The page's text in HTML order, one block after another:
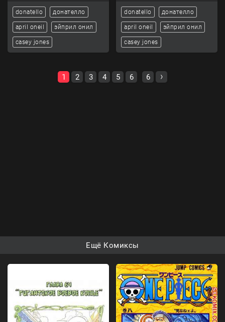
donatello донателло
april oneil эйприл онил
casey jones
donatello донателло
april oneil эйприл онил
casey jones
1 2 3 4 5 6 6
Ещё Комиксы